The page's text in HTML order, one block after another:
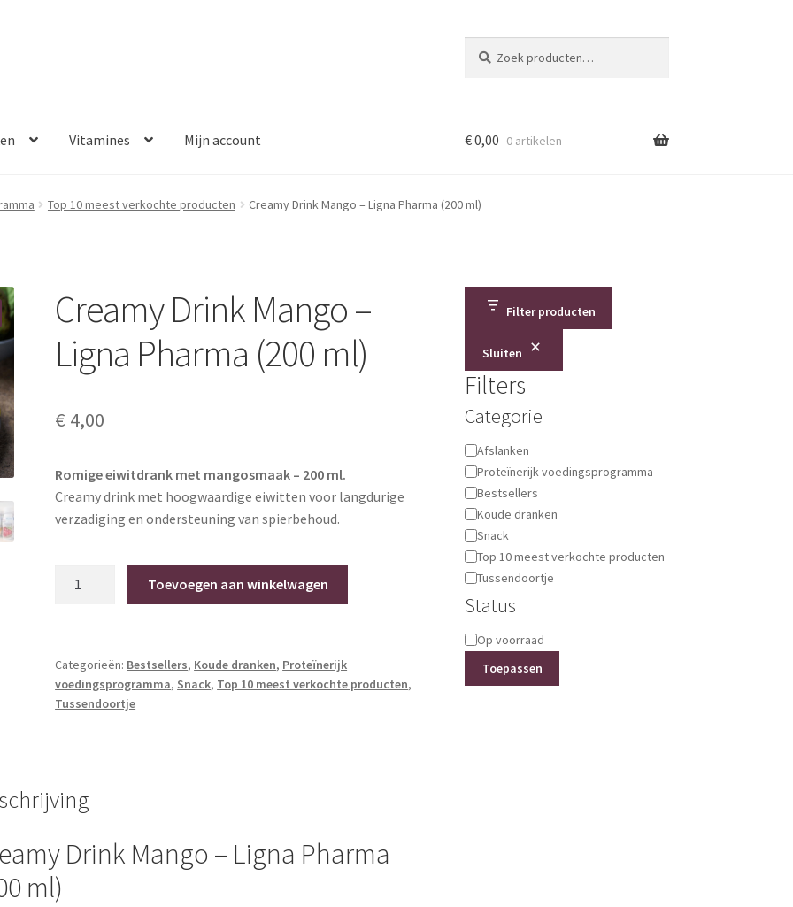
naar:
Vitamines Mijn account
Disclaimer Klantenservice My account Over ons
€0,00 0 artikelen
Top 10 meest verkochte producten Creamy Drink Mango – Ligna Pharma (200 ml)
Creamy Drink Mango –
Ligna Pharma (200 ml)
€ 4,00
Romige eiwitdrank met mangosmaak – 200 ml.
Creamy drink met hoogwaardige eiwitten voor langdurige
verzadiging en ondersteuning van spierbehoud.
Ligna
Pharma
(200
Toevoegen aan winkelwagen
Categorieën: Bestsellers, Koude dranken, Proteïnerijk
voedingsprogramma, Snack, Top 10 meest verkochte producten,
Tussendoortje
Drink Mango – Ligna Pharma
ml)
Filter producten
Sluiten
Filters
Categorie
Categorie
Afslanken
Proteïnerijk voedingsprogramma
Bestsellers
Koude dranken
Snack
Top 10 meest verkochte producten
Tussendoortje
Status
Status
Op voorraad
Toepassen